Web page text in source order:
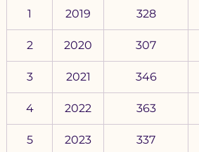
1 2019 328
2 2020 307
3 2021 346
4 2022 363
5 2023 337